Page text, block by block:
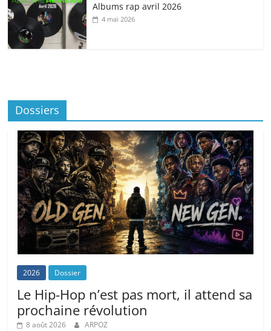
Albums rap avril 2026
4 mai 2026
Dossiers
2026 Dossier
Le Hip-Hop n’est pas mort, il attend sa
prochaine révolution
8 août 2026 ARPOZ